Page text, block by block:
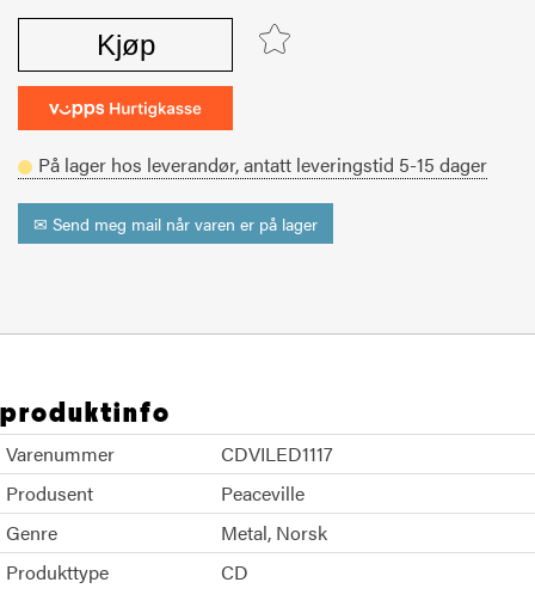
Kjøp
På lager hos leverandør,antatt leveringstid 5-15 dager
✉ Send meg mail når varen er på lager
produktinfo
Varenummer
CDVILED1117
Produsent
Peaceville
Genre
Metal Norsk
Produkttype
CD